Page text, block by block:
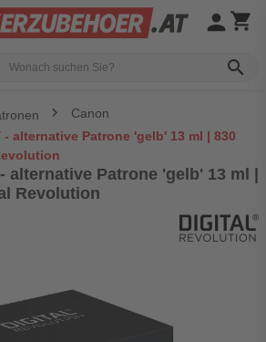
search
person shopping_cart
Canon
- alternative Patrone 'gelb' 13 ml | 830
alternative Patrone 'gelb' 13 ml |
Revolution